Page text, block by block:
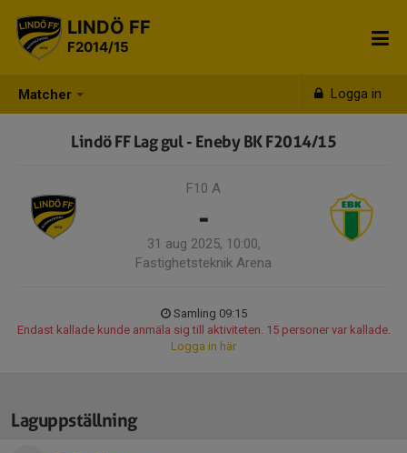
Matcher Logga in
LINDÖ FF
F2014/15
Lindö FF Lag gul - Eneby BK F2014/15
F10 A
-
31 aug 2025, 10:00,
Fastighetsteknik Arena
Samling 09:15
Endast kallade kunde anmäla sig till aktiviteten. 15 personer var kallade.
Logga in här
Laguppställning